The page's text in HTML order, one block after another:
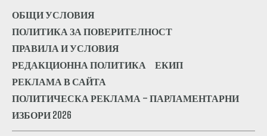
ОБЩИ УСЛОВИЯ
ПОЛИТИКА ЗА ПОВЕРИТЕЛНОСТ
ПРАВИЛА И УСЛОВИЯ
РЕДАКЦИОННА ПОЛИТИКА
ЕКИП
РЕКЛАМА В САЙТА
ПОЛИТИЧЕСКА РЕКЛАМА – ПАРЛАМЕНТАРНИ
ИЗБОРИ 2026